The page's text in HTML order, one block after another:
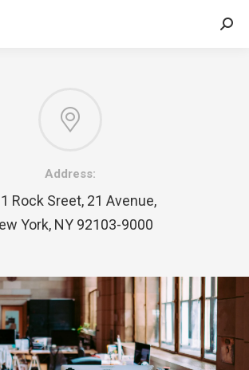
Address:
Rock Sreet, 21 Avenue,
York, NY 92103-9000